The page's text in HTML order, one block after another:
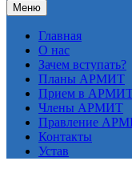
Меню
Главная
О нас
Зачем вступать?
Планы АРМИТ
Прием в
Члены АРМИТ
Правление
Контакты
Устав